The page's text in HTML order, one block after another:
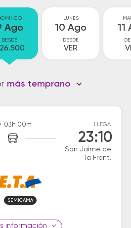
Ago
DESDE
26.500
LUNES
10 Ago
DESDE
VER
11
más temprano
03h 00m LLEGA
23:10
San Jaime de
la Front.
SEMICAMA
información